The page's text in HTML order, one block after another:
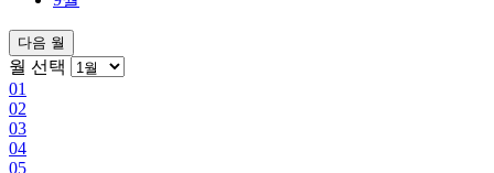
다음 월
월 선택
01
02
03
04
05